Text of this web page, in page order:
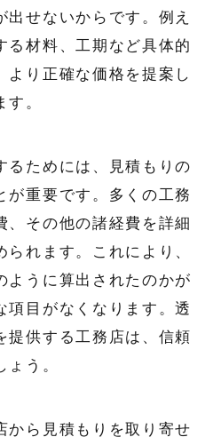
せないからです。例え
る材料、工期など具体的
より正確な価格を提案し
。
るためには、見積もりの
が重要です。多くの工務
、その他の諸経費を詳細
れます。これにより、
ように算出されたのかが
項目がなくなります。透
提供する工務店は、信頼
う。
から見積もりを取り寄せ